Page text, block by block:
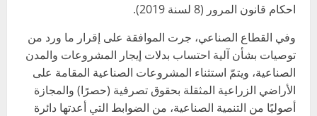
احكام قانون المرور (8 لسنة 2019).
وفي القطاع الصناعي، جرت الموافقة على إقرار ما ورد من
توصيات بشأن آلية احتساب بدلات إيجار المشروعات والمدن
الصناعية، ويتمّ استثناء المشروعات الصناعية المقامة على
الأراضي الزراعية المثقلة بحقوق تصرفية (حصرًا) والمجازة
أصوليًا من التنمية الصناعية، من الضوابط التي أعدتها دائرة